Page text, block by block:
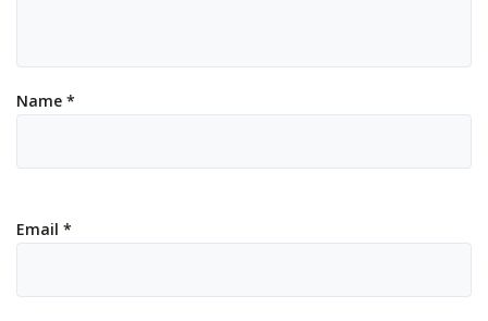
Name *
Email *